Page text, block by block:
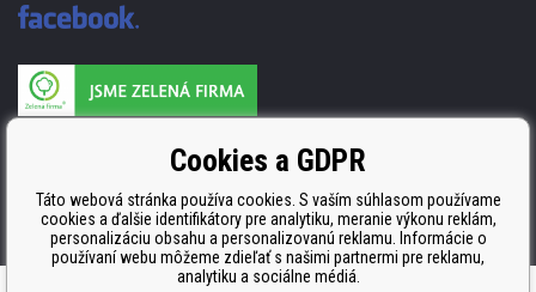
ISO 9001, ISO 14001 a STMC.Cookies a GDPR
Táto webová stránka používa cookies. S vaším súhlasom používame
cookies a ďalšie identifikátory pre analytiku, meranie výkonu reklám,
personalizáciu obsahu a personalizovanú reklamu. Informácie o
používaní webu môžeme zdieľať s našimi partnermi pre reklamu,
analytiku a sociálne médiá.